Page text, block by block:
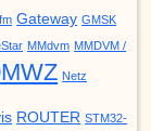
fm Gateway GMSK
MMdvm MMDVM /
Netz
ROUTER STM32-